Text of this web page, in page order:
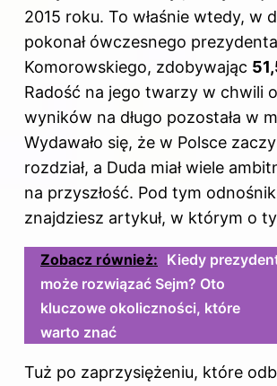
2015 roku. To właśnie wtedy, w
pokonał ówczesnego
Komorowskiego, zdobywając
Radość na jego twarzy w chwili
wyników na długo pozostała w
Wydawało się, że w Polsce
rozdział, a Duda miał wiele
na przyszłość. Pod tym
znajdziesz artykuł, w którym o
Zobacz również: Kiedy
może rozwiązać Sejm? Oto
kluczowe okoliczności, które
warto znać
Tuż po zaprzysiężeniu, które